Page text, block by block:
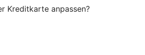
Kreditkarte anpassen?